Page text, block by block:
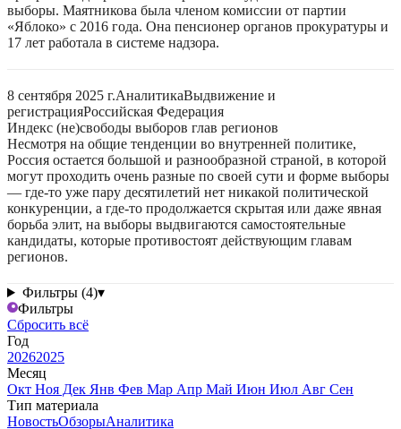
выборы. Маятникова была членом комиссии от партии
«Яблоко» с 2016 года. Она пенсионер органов прокуратуры и
17 лет работала в системе надзора.
8 сентября 2025 г.АналитикаВыдвижение и
регистрацияРоссийская Федерация
Индекс (не)свободы выборов глав регионов
Несмотря на общие тенденции во внутренней политике,
Россия остается большой и разнообразной страной, в которой
могут проходить очень разные по своей сути и форме выборы
— где-то уже пару десятилетий нет никакой политической
конкуренции, а где-то продолжается скрытая или даже явная
борьба элит, на выборы выдвигаются самостоятельные
кандидаты, которые противостоят действующим главам
регионов.
Фильтры (4)▾
Фильтры
Сбросить всё
Год
20262025
Месяц
Окт Ноя Дек Янв Фев Мар Апр Май Июн Июл Авг Сен
Тип материала
НовостьОбзорыАналитика